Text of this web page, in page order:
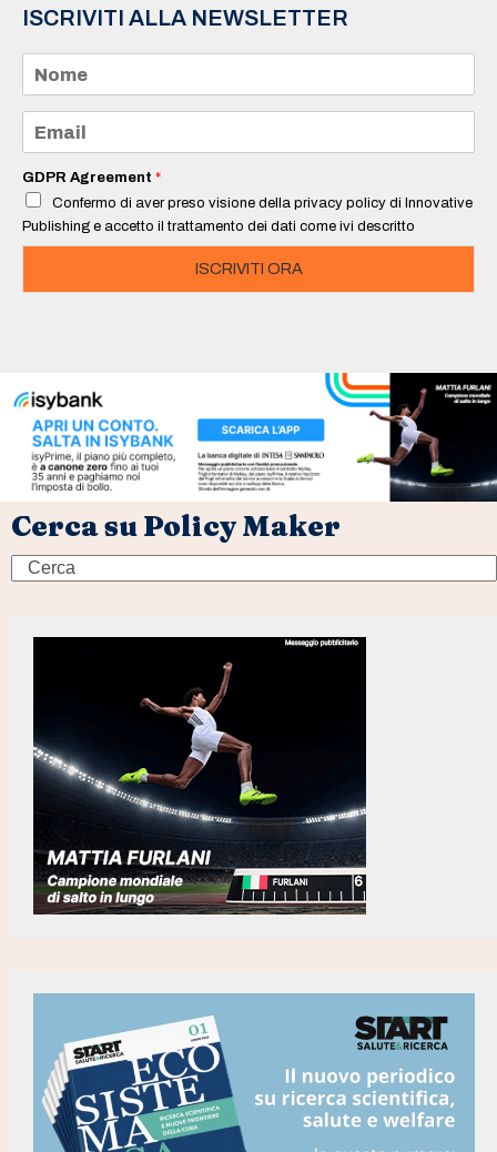
ISCRIVITI ALLA NEWSLETTER
m
e
a
i
*
GDPR Agreement *
Confermo di aver preso visione della privacy policy di Innovative
Publishing e accetto il trattamento dei dati come ivi descritto
ISCRIVITI ORA
Cerca su Policy Maker
Search